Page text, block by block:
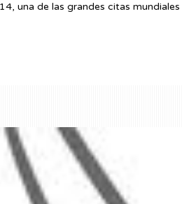
una de las grandes citas